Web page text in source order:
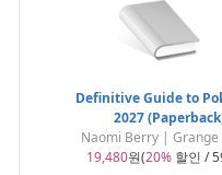
Definitive Guide to
2027
Naomi Berry | Grange
19,480원(20% 할인 /